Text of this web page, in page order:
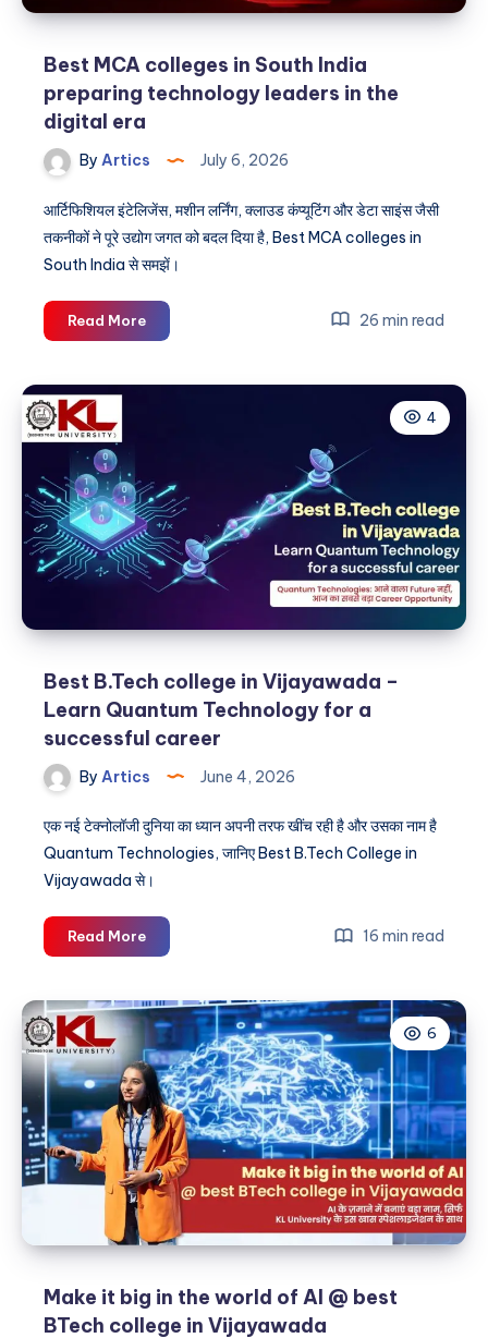
Best MCA colleges in South India
preparing technology leaders in the
digital era
By Artics July 6, 2026
आर्टिफिशियल इंटेलिजेंस, मशीन लर्निंग, क्लाउड कंप्यूटिंग और डेटा साइंस जैसी
तकनीकों ने पूरे उद्योग जगत को बदल दिया है, Best MCA colleges in
South India से समझें।
Read MoreBest
MCA
technology
leaders
in
the
digital
26 min read
4
Best B.Tech college in Vijayawada –
Learn Quantum Technology for a
successful career
By Artics June 4, 2026
एक नई टेक्नोलॉजी दुनिया का ध्यान अपनी तरफ खींच रही है और उसका नाम है
Quantum Technologies, जानिए Best B.Tech College in
Vijayawada से।
Read MoreBest
B.Tech
in
Vijayawada
–
Learn
Quantum
Technology
for
a
successful
career
16 min read
6
Make it big in the world of AI @ best
BTech college in Vijayawada